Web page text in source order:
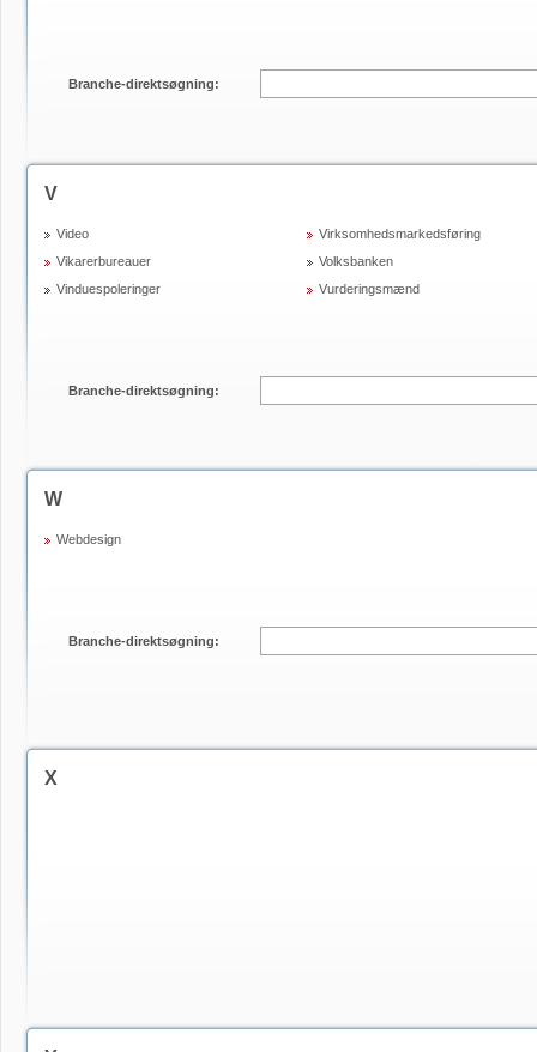
Branche-direktsøgning:
V
Video
Vikarerbureauer
Vinduespoleringer
Virksomhedsmarkedsføring
Volksbanken
Vurderingsmænd
Branche-direktsøgning:
W
Webdesign
Branche-direktsøgning:
X